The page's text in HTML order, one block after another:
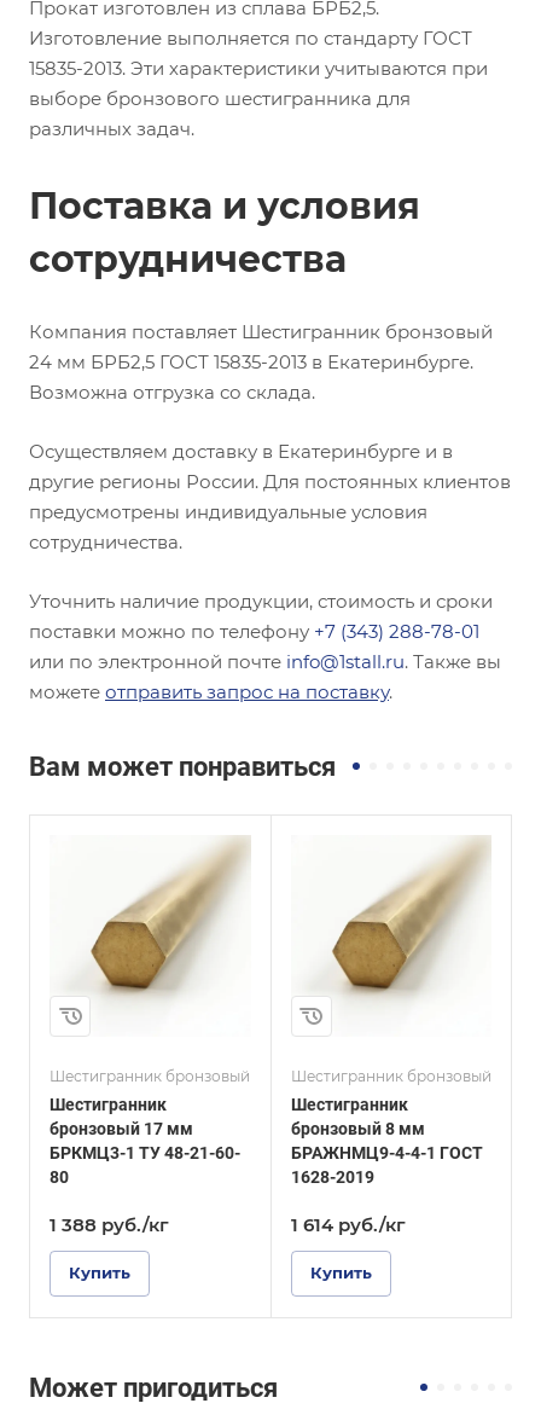
Прокат изготовлен из сплава БРБ2,5.
Изготовление выполняется по стандарту ГОСТ
15835-2013. Эти характеристики учитываются при
выборе бронзового шестигранника для
различных задач.
Поставка и условия
сотрудничества
Компания поставляет Шестигранник бронзовый
24 мм БРБ2,5 ГОСТ 15835-2013 в Екатеринбурге.
Возможна отгрузка со склада.
Осуществляем доставку в Екатеринбурге и в
другие регионы России. Для постоянных клиентов
предусмотрены индивидуальные условия
сотрудничества.
Уточнить наличие продукции, стоимость и сроки
поставки можно по телефону +7 (343) 288-78-01
или по электронной почте info@1stall.ru. Также вы
можете отправить запрос на поставку.
Вам может понравиться
Шестигранник бронзовый
Шестигранник
бронзовый 17 мм
БРКМЦ3-1 ТУ 48-21-60-
80
1 388 руб./кг
Купить
Сплав / Марка стали
БРАЖНМЦ9-4-4-1
ГОСТ, ТУ
ГОСТ 1628-2019
Диаметр, мм
8
Шестигранник бронзовый
Шестигранник
бронзовый 8 мм
БРАЖНМЦ9-4-4-1 ГОСТ
1628-2019
1 614 руб./кг
Купить
Сплав / Марка стали
БРАЖНМЦ9-4-4-1
ГОСТ, ТУ
ГОСТ 1628-2019
Диаметр, мм
65
Может пригодиться